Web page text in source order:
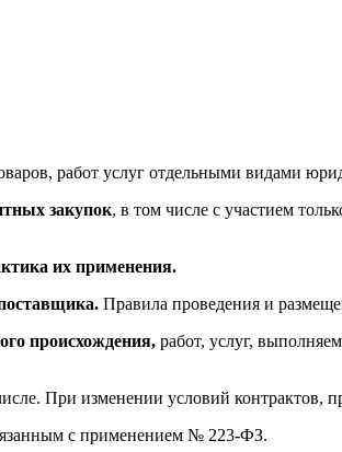
работ услуг отдельными видами
закупок, в том числе с участием
их применения.
Правила проведения и
происхождения, работ, услуг,
При изменении условий контрактов,
с применением № 223-ФЗ.